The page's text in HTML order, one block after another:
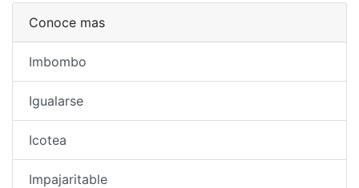
Conoce mas
Imbombo
Igualarse
Icotea
Impajaritable